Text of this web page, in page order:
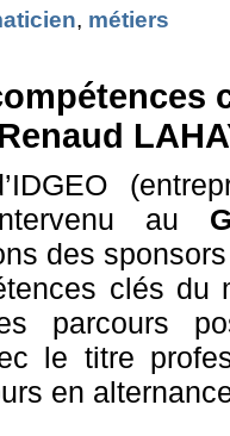
, métiers
au
des
clés du
parcours
le titre
en